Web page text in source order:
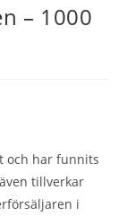
– 1000
och har funnits
tillverkar
i